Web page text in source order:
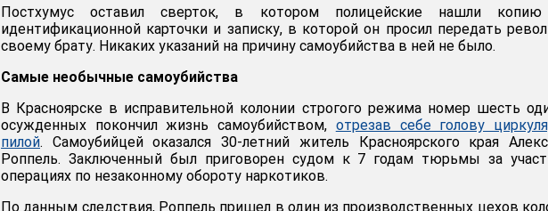
Постхумус оставил сверток, в котором полицейские нашли
идентификационной карточки и записку, в которой он просил передать
своему брату. Никаких указаний на причину самоубийства в ней не было.
Самые необычные самоубийства
В Красноярске в исправительной колонии строгого режима номер шесть
осужденных покончил жизнь самоубийством, отрезав себе голову
пилой. Cамоубийцей оказался З0-летний житель Красноярского края
Роппель. Заключенный был приговорен судом к 7 годам тюрьмы за
операциях по незаконному обороту наркотиков.
По данным следствия, Роппель пришел в один из производственных цехов